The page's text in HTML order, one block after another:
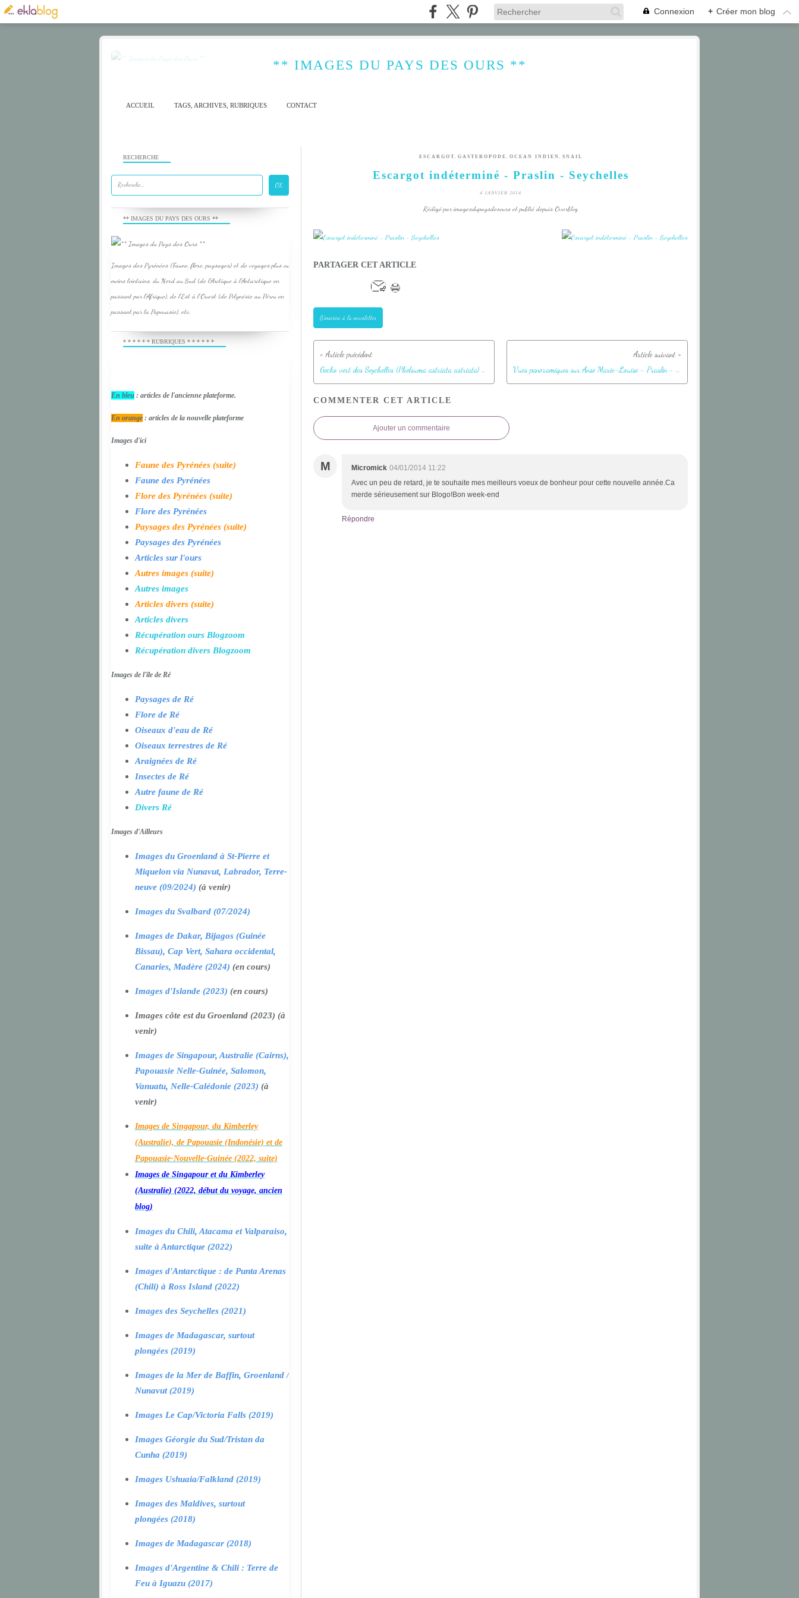
Connexion + Créer mon blog
** IMAGES DU PAYS DES OURS **
ACCUEIL TAGS, ARCHIVES, RUBRIQUES CONTACT
ESCARGOT, GASTEROPODE , OCEAN INDIEN , SNAIL
Escargot indéterminé - Praslin - Seychelles
4 JANVIER 2014
Rédigé par imagesdupaysdesours et publié depuis Overblog
PARTAGER CET ARTICLE
S'inscrire à la newsletter
Gecko vert des Seychelles (Phelsuma astriata astriata) - Praslin - Seychelles Vues panoramiques sur Anse Marie-Louise - Praslin - Seychelles
COMMENTER CET ARTICLE
Ajouter un commentaire
M Micromick 04/01/2014 11:22
Avec un peu de retard, je te souhaite mes meilleurs voeux de bonheur pour cette nouvelle année.Ca
merde sérieusement sur Blogo!Bon week-end
Répondre
RECHERCHE
** IMAGES DU PAYS DES OURS **
Images des Pyrénées (Faune, flore, paysages) et de voyages plus ou
moins lointains, du Nord au Sud (de l'Arctique à l'Antarctique en
passant par l'Afrique), de l'Est à l'Ouest (de Polynésie au Pérou en
passant par la Papouasie), etc.
* * * * * * RUBRIQUES * * * * * *
En bleu : articles de l'ancienne plateforme.
En orange : articles de la nouvelle plateforme
Images d'ici
Faune des Pyrénées (suite)
Faune des Pyrénées
Flore des Pyrénées (suite)
Flore des Pyrénées
Paysages des Pyrénées (suite)
Paysages des Pyrénées
Articles sur l'ours
Autres images (suite)
Autres images
Articles divers (suite)
Articles divers
Récupération ours Blogzoom
Récupération divers Blogzoom
Images de l'île de Ré
Paysages de Ré
Flore de Ré
Oiseaux d'eau de Ré
Oiseaux terrestres de Ré
Araignées de Ré
Insectes de Ré
Autre faune de Ré
Divers Ré
Images d'Ailleurs
Images du Groenland à St-Pierre et
Miquelon via Nunavut, Labrador, Terre-
neuve (09/2024) (à venir)
Images du Svalbard (07/2024)
Images de Dakar, Bijagos (Guinée
Bissau), Cap Vert, Sahara occidental,
Canaries, Madère (2024) (en cours)
Images d'Islande (2023) (en cours)
Images côte est du Groenland (2023) (à
venir)
Images de Singapour, Australie (Cairns),
Papouasie Nelle-Guinée, Salomon,
Vanuatu, Nelle-Calédonie (2023) (à
venir)
Images de Singapour, du Kimberley
(Australie), de Papouasie (Indonésie) et de
Papouasie-Nouvelle-Guinée (2022, suite)
Images de Singapour et du Kimberley
(Australie) (2022, début du voyage, ancien
blog)
Images du Chili, Atacama et Valparaiso,
suite à Antarctique (2022)
Images d'Antarctique : de Punta Arenas
(Chili) à Ross Island (2022)
Images des Seychelles (2021)
Images de Madagascar, surtout
plongées (2019)
Images de la Mer de Baffin, Groenland /
Nunavut (2019)
Images Le Cap/Victoria Falls (2019)
Images Géorgie du Sud/Tristan da
Cunha (2019)
Images Ushuaia/Falkland (2019)
Images des Maldives, surtout
plongées (2018)
Images de Madagascar (2018)
Images d'Argentine & Chili : Terre de
Feu à Iguazu (2017)